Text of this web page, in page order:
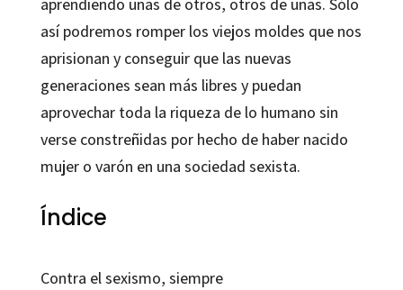
así podremos romper los viejos moldes que nos
aprisionan y conseguir que las nuevas
generaciones sean más libres y puedan
aprovechar toda la riqueza de lo humano sin
verse constreñidas por hecho de haber nacido
mujer o varón en una sociedad sexista.
Índice
Contra el sexismo, siempre